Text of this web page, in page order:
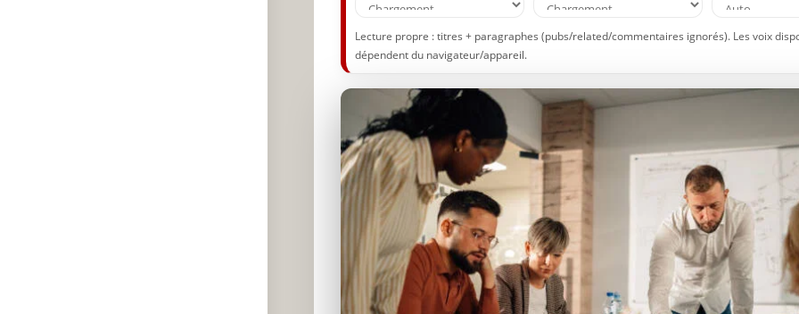
Lecture propre : titres + paragraphes (pubs/related/commentaires ignorés). Les voix
dépendent du navigateur/appareil.